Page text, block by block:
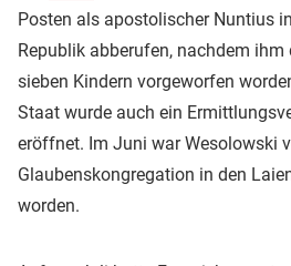
Posten als apostolischer Nuntius
Republik abberufen, nachdem
sieben Kindern vorgeworfen
Staat wurde auch ein
eröffnet. Im Juni war Wesolowski
Glaubenskongregation in den
worden.